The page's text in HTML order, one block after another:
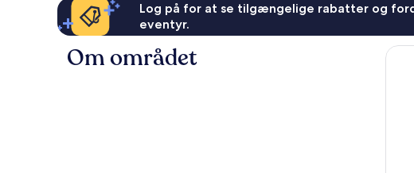
Log på for at se tilgængelige rabatter og
eventyr.
Om området